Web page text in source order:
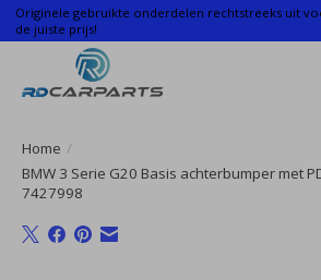
Originele gebruikte onderdelen rechtstreeks uit
de juiste prijs!
Home /
BMW 3 Serie G20 Basis achterbumper met
7427998